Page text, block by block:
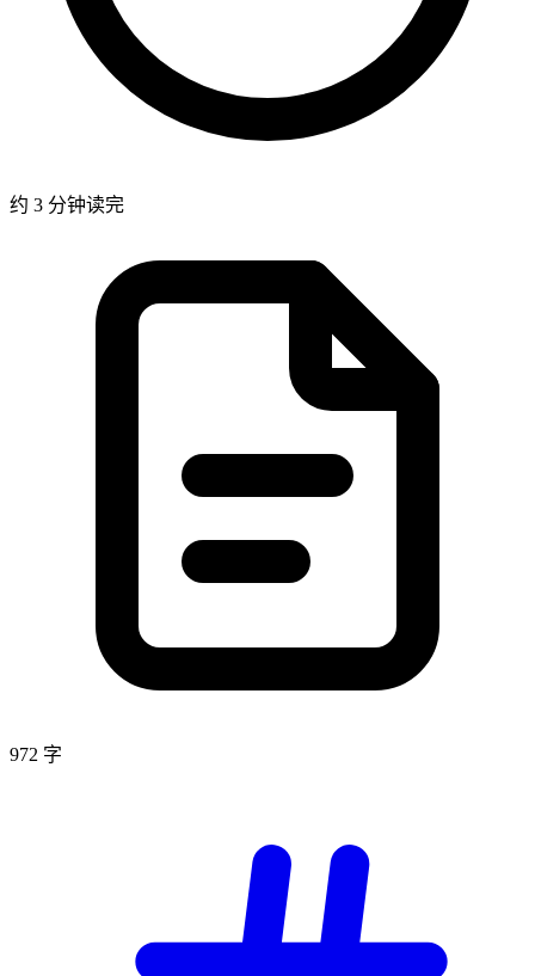
约 3 分钟读完
972 字